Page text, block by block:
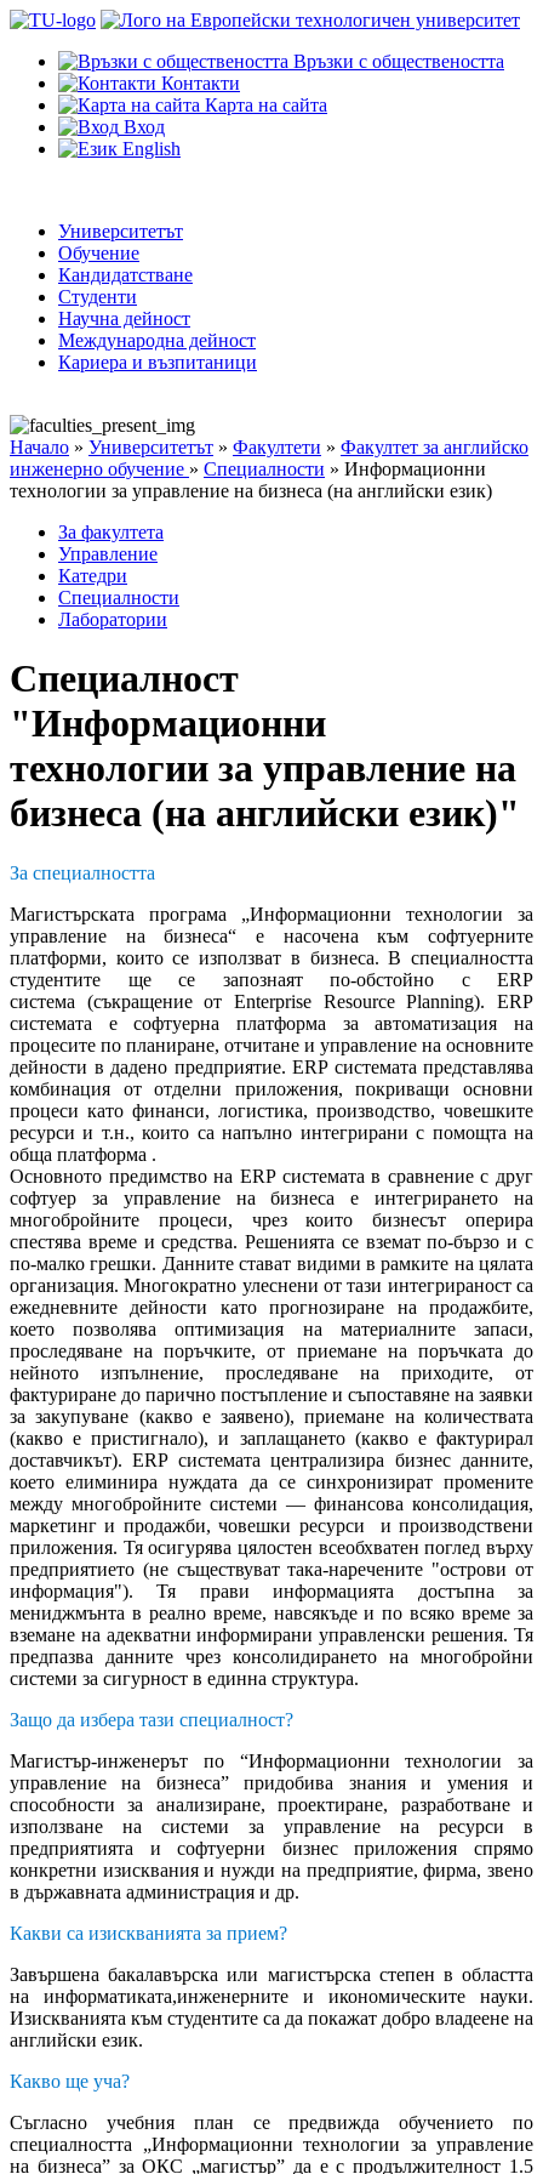
Връзки с обществеността
Контакти
Карта на сайта
Вход
English
Университетът
Обучение
Кандидатстване
Студенти
Научна дейност
Международна дейност
Кариера и възпитаници
Начало » Университетът » Факултети » Факултет за английско
инженерно обучение » Специалности » Информационни
технологии за управление на бизнеса (на английски език)
За факултета
Управление
Катедри
Специалности
Лаборатории
Специалност
"Информационни
технологии за управление на
бизнеса (на английски език)"
За специалността
Магистърската програма „Информационни технологии за
управление на бизнеса“ е насочена към софтуерните
платформи, които се използват в бизнеса. В специалността
студентите ще се запознаят по-обстойно с ERP
система (съкращение от Enterprise Resource Planning). ERP
системата е софтуерна платформа за автоматизация на
процесите по планиране, отчитане и управление на основните
дейности в дадено предприятиe. ERP системата представлява
комбинация от отделни приложения, покриващи основни
процеси като финанси, логистика, производство, човешките
ресурси и т.н., които са напълно интегрирани с помощта на
обща платформа .
Основното предимство на ERP системата в сравнение с друг
софтуер за управление на бизнеса е интегрирането на
многобройните процеси, чрез които бизнесът оперира
спестява време и средства. Решенията се вземат по-бързо и с
по-малко грешки. Данните стават видими в рамките на цялата
организация. Многократно улеснени от тази интегрираност са
ежедневните дейности като прогнозиране на продажбите,
което позволява оптимизация на материалните запаси,
проследяване на поръчките, от приемане на поръчката до
нейното изпълнение, проследяване на приходите, от
фактуриране до парично постъпление и съпоставяне на заявки
за закупуване (какво е заявено), приемане на количествата
(какво е пристигнало), и заплащането (какво е фактурирал
доставчикът). ERP системата централизира бизнес данните,
което елиминира нуждата да се синхронизират промените
между многобройните системи — финансова консолидация,
маркетинг и продажби, човешки ресурси и производствени
приложения. Тя осигурява цялостен всеобхватен поглед върху
предприятието (не съществуват така-наречените "острови от
информация"). Тя прави информацията достъпна за
мениджмънта в реално време, навсякъде и по всяко време за
вземане на адекватни информирани управленски решения. Тя
предпазва данните чрез консолидирането на многобройни
системи за сигурност в единна структура.
Защо да избера тази специалност?
Магистър-инженерът по “Информационни технологии за
управление на бизнеса” придобива знания и умения и
способности за анализиране, проектиране, разработване и
използване на системи за управление на ресурси в
предприятията и софтуерни бизнес приложения спрямо
конкретни изисквания и нужди на предприятие, фирма, звено
в държавната администрация и др.
Какви са изискванията за прием?
Завършена бакалавърска или магистърска степен в областта
на информатиката,инженерните и икономическите науки.
Изискванията към студентите са да покажат добро владеене на
английски език.
Какво ще уча?
Съгласно учебния план се предвижда обучението по
специалността „Информационни технологии за управление
на бизнеса” за ОКС „магистър” да е с продължителност 1.5